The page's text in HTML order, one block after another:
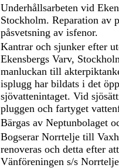
Underhållsarbeten vid
Stockholm. Reparation av
påsvetsning av isfenor.
Kantrar och sjunker efter
Ekensbergs Varv,
manluckan till
isplugg har bildats i det
sjövattenintaget. Vid
pluggen och fartyget
Bärgas av Neptunbolaget
Bogserar Norrtelje till
renoveras och detta efter
Vänföreningen s/s